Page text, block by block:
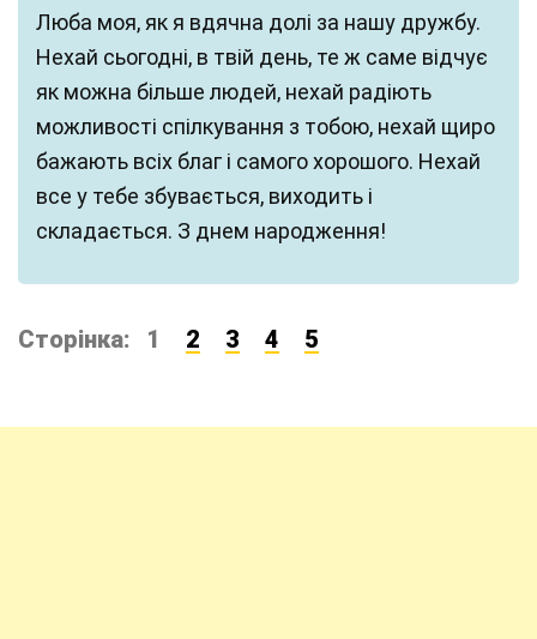
Люба моя, як я вдячна долі за нашу дружбу.
Нехай сьогодні, в твій день, те ж саме відчує
як можна більше людей, нехай радіють
можливості спілкування з тобою, нехай щиро
бажають всіх благ і самого хорошого. Нехай
все у тебе збувається, виходить і
складається. З днем народження!
Сторінка: 1 2 3 4 5